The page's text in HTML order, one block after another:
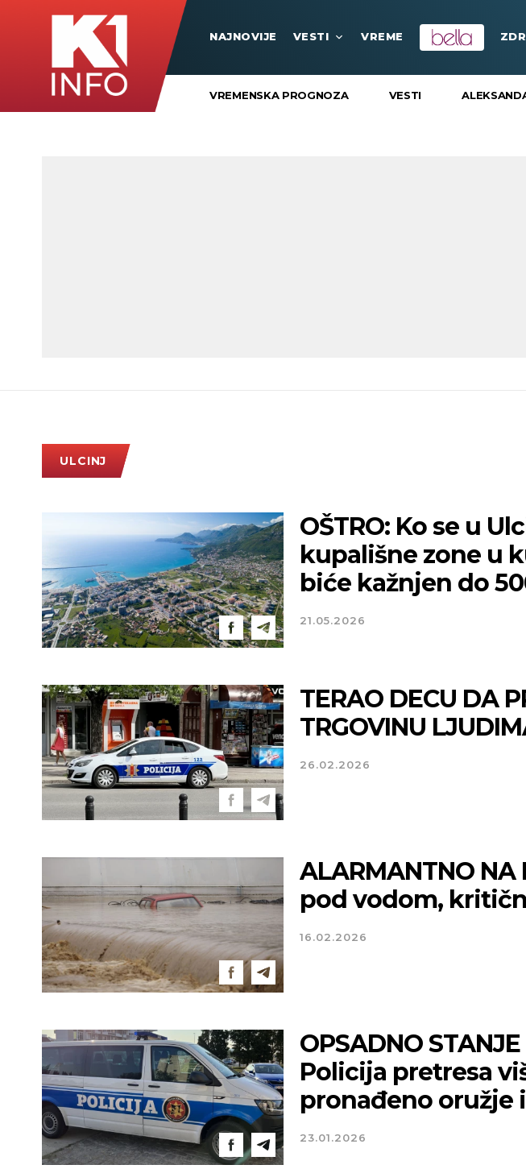
NAJNOVIJE VESTI VREME
VREMENSKA PROGNOZA VESTI
ULCINJ
OŠTRO: Ko se u
kupališne zone u
biće kažnjen do
21.05.2026
TERAO DECU DA
TRGOVINU
26.02.2026
ALARMANTNO NA
pod vodom,
16.02.2026
OPSADNO STANJE
Policija pretresa
pronađeno oružje
23.01.2026